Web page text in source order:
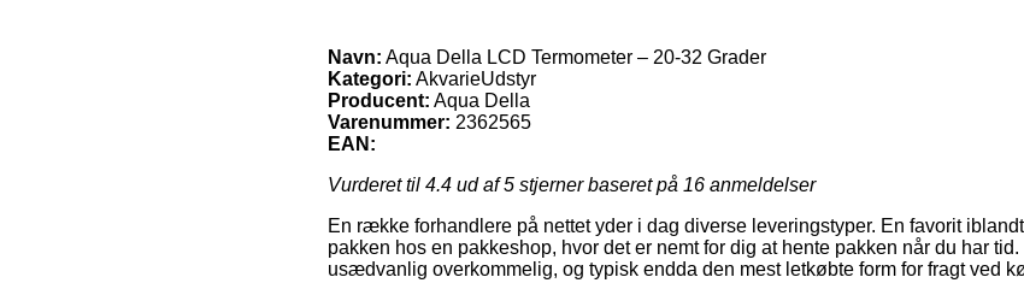
Navn: Aqua Della LCD Termometer – 20-32 Grader
Kategori: AkvarieUdstyr
Producent: Aqua Della
Varenummer: 2362565
EAN:
Vurderet til 4.4 ud af 5 stjerner baseret på 16 anmeldelser
En række forhandlere på nettet yder i dag diverse leveringstyper. En favorit
pakken hos en pakkeshop, hvor det er nemt for dig at hente pakken når du har
usædvanlig overkommelig, og typisk endda den mest letkøbte form for fragt ved